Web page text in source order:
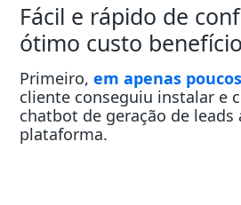
Fácil e rápido de
ótimo custo benefício
Primeiro, em apenas
cliente conseguiu instalar e
chatbot de geração de leads
plataforma.